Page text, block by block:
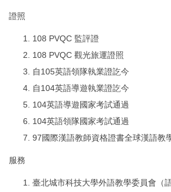
證照
108 PVQC 監評證
108 PVQC 觀光旅運證照
自105英語領隊執業證訖今
自104英語導遊執業證訖今
104英語導遊國家考試通過
104英語領隊國家考試通過
97國際漢語教師資格證書全球漢語教
服務
臺北城市科技大學外語教學委員會（